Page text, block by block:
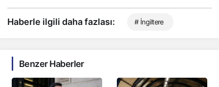
Haberle ilgili daha fazlası: # İngiltere
Benzer Haberler